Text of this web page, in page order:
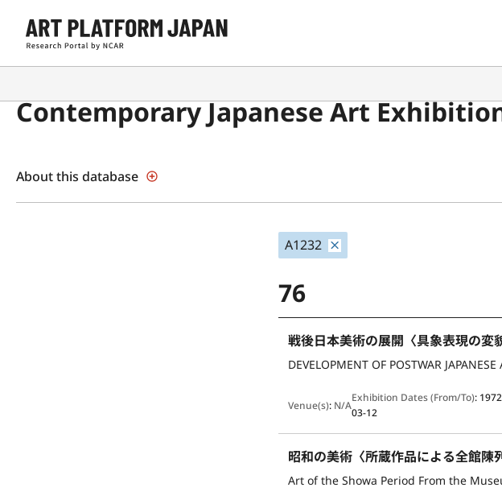
Contemporary Japanese Art
About this database
A1232
76
戦後日本美術の展開〈具象表現の変
DEVELOPMENT OF POSTWAR
Venue(s): N/A
Exhibition Dates (From/To):
03-12
昭和の美術〈所蔵作品による全館陳
Art of the Showa Period From the